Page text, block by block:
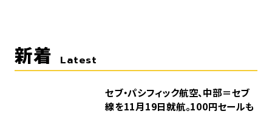
新着 Latest
セブ・パシフィック航空、中部＝セブ
線を11月19日就航。100円セールも